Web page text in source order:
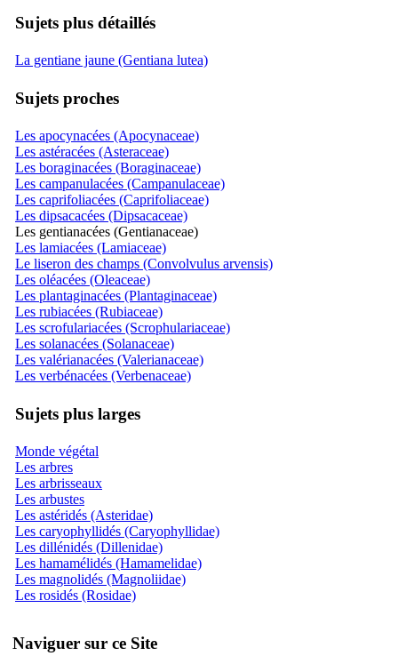
Sujets plus détaillés
La gentiane jaune (Gentiana lutea)
Sujets proches
Les apocynacées (Apocynaceae)
Les astéracées (Asteraceae)
Les boraginacées (Boraginaceae)
Les campanulacées (Campanulaceae)
Les caprifoliacées (Caprifoliaceae)
Les dipsacacées (Dipsacaceae)
Les gentianacées (Gentianaceae)
Les lamiacées (Lamiaceae)
Le liseron des champs (Convolvulus arvensis)
Les oléacées (Oleaceae)
Les plantaginacées (Plantaginaceae)
Les rubiacées (Rubiaceae)
Les scrofulariacées (Scrophulariaceae)
Les solanacées (Solanaceae)
Les valérianacées (Valerianaceae)
Les verbénacées (Verbenaceae)
Sujets plus larges
Monde végétal
Les arbres
Les arbrisseaux
Les arbustes
Les astéridés (Asteridae)
Les caryophyllidés (Caryophyllidae)
Les dillénidés (Dillenidae)
Les hamamélidés (Hamamelidae)
Les magnolidés (Magnoliidae)
Les rosidés (Rosidae)
Naviguer sur ce Site